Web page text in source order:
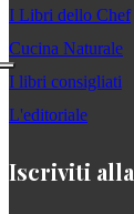
I Libri dello Chef
Cucina Naturale
I libri consigliati
L'editoriale
Iscriviti